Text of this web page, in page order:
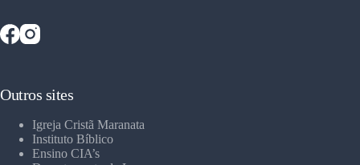
Outros sites
Igreja Cristã Maranata
Instituto Bíblico
Ensino CIA’s